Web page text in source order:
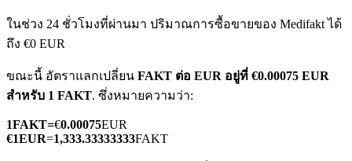
TradFi
อนุพันธ์ของหุ้น ฟอเร็กซ์ โลหะมีค่า และสินค้าโภคภัณฑ์
ในช่วง 24 ชั่วโมงที่ผ่านมา ปริมาณการซื้อขายของ Medifakt ได้
ถึง €0 EUR
ขณะนี้ อัตราแลกเปลี่ยน FAKT ต่อ EUR อยู่ที่ €0.00075 EUR
สำหรับ 1 FAKT. ซึ่งหมายความว่า:
1FAKT=€0.00075EUR
€1EUR=1,333.33333333FAKT